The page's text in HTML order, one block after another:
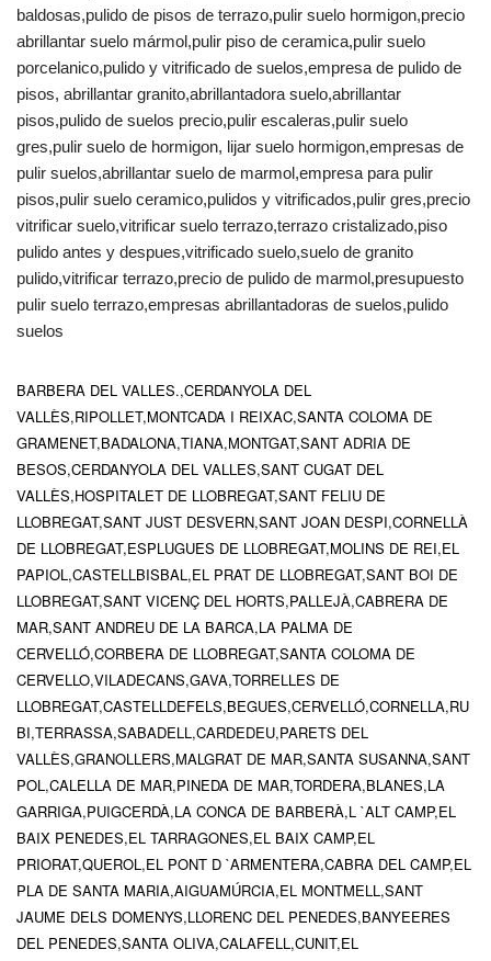
baldosas,pulido de pisos de terrazo,pulir suelo hormigon,precio
abrillantar suelo mármol,pulir piso de ceramica,pulir suelo
porcelanico,pulido y vitrificado de suelos,empresa de pulido de
pisos, abrillantar granito,abrillantadora suelo,abrillantar
pisos,pulido de suelos precio,pulir escaleras,pulir suelo
gres,pulir suelo de hormigon, lijar suelo hormigon,empresas de
pulir suelos,abrillantar suelo de marmol,empresa para pulir
pisos,pulir suelo ceramico,pulidos y vitrificados,pulir gres,precio
vitrificar suelo,vitrificar suelo terrazo,terrazo cristalizado,piso
pulido antes y despues,vitrificado suelo,suelo de granito
pulido,vitrificar terrazo,precio de pulido de marmol,presupuesto
pulir suelo terrazo,empresas abrillantadoras de suelos,pulido
suelos
BARBERA DEL VALLES.,CERDANYOLA DEL
VALLÈS,RIPOLLET,MONTCADA I REIXAC,SANTA COLOMA DE
GRAMENET,BADALONA,TIANA,MONTGAT,SANT ADRIA DE
BESOS,CERDANYOLA DEL VALLES,SANT CUGAT DEL
VALLÈS,HOSPITALET DE LLOBREGAT,SANT FELIU DE
LLOBREGAT,SANT JUST DESVERN,SANT JOAN DESPI,CORNELLÀ
DE LLOBREGAT,ESPLUGUES DE LLOBREGAT,MOLINS DE REI,EL
PAPIOL,CASTELLBISBAL,EL PRAT DE LLOBREGAT,SANT BOI DE
LLOBREGAT,SANT VICENÇ DEL HORTS,PALLEJÀ,CABRERA DE
MAR,SANT ANDREU DE LA BARCA,LA PALMA DE
CERVELLÓ,CORBERA DE LLOBREGAT,SANTA COLOMA DE
CERVELLO,VILADECANS,GAVA,TORRELLES DE
LLOBREGAT,CASTELLDEFELS,BEGUES,CERVELLÓ,CORNELLA,RU
BI,TERRASSA,SABADELL,CARDEDEU,PARETS DEL
VALLÈS,GRANOLLERS,MALGRAT DE MAR,SANTA SUSANNA,SANT
POL,CALELLA DE MAR,PINEDA DE MAR,TORDERA,BLANES,LA
GARRIGA,PUIGCERDÀ,LA CONCA DE BARBERÀ,L `ALT CAMP,EL
BAIX PENEDES,EL TARRAGONES,EL BAIX CAMP,EL
PRIORAT,QUEROL,EL PONT D `ARMENTERA,CABRA DEL CAMP,EL
PLA DE SANTA MARIA,AIGUAMÚRCIA,EL MONTMELL,SANT
JAUME DELS DOMENYS,LLORENC DEL PENEDES,BANYEERES
DEL PENEDES,SANTA OLIVA,CALAFELL,CUNIT,EL